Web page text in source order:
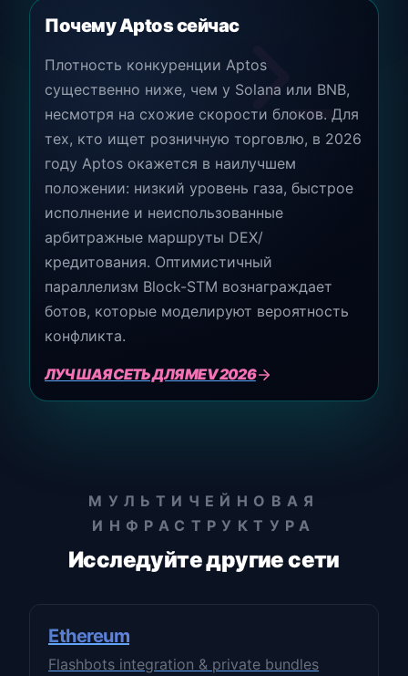
Почему Aptos сейчас
Плотность конкуренции Aptos
существенно ниже, чем у Solana или BNB,
несмотря на схожие скорости блоков. Для
тех, кто ищет розничную торговлю, в 2026
году Aptos окажется в наилучшем
положении: низкий уровень газа, быстрое
исполнение и неиспользованные
арбитражные маршруты DEX/
кредитования. Оптимистичный
параллелизм Block-STM вознаграждает
ботов, которые моделируют вероятность
конфликта.
ЛУЧШАЯ СЕТЬ ДЛЯ MEV 2026
МУЛЬТИЧЕЙНОВАЯ
ИНФРАСТРУКТУРА
Исследуйте другие сети
Ethereum
Flashbots integration & private bundles